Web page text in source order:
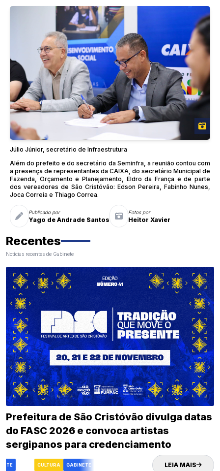
Júlio Júnior, secretário de Infraestrutura
Além do prefeito e do secretário da Seminfra, a reunião contou com
a presença de representantes da CAIXA, do secretário Municipal de
Fazenda, Orçamento e Planejamento, Eldro da França e de parte
dos vereadores de São Cristóvão: Edson Pereira, Fabinho Nunes,
Joca Correia e Thiago Correa.
Publicado por
Yago de Andrade Santos
Fotos por
Heitor Xavier
Recentes
Notícias recentes de Gabinete
Prefeitura de São Cristóvão divulga datas
do FASC 2026 e convoca artistas
sergipanos para credenciamento
CULTURA GABINETE LEIA MAIS